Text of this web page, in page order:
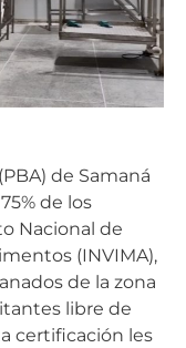
de Samaná
de los
Nacional de
(INVIMA),
de la zona
libre de
certificación les